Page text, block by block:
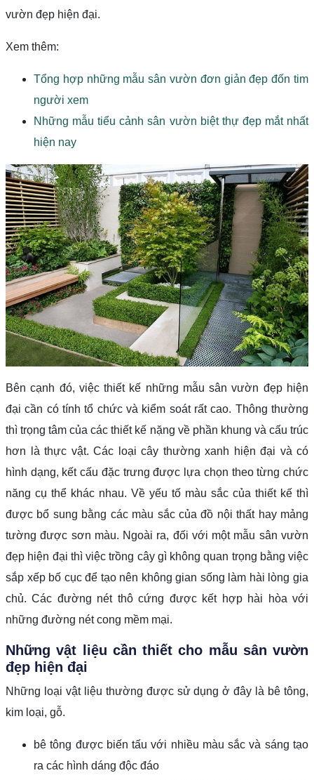
vườn đẹp hiện đại.
Xem thêm:
Tổng hợp những mẫu sân vườn đơn giản đẹp đốn tim
người xem
Những mẫu tiểu cảnh sân vườn biệt thự đẹp mắt nhất
hiện nay
Bên cạnh đó, việc thiết kế những mẫu sân vườn đẹp hiện
đại cần có tính tổ chức và kiểm soát rất cao. Thông thường
thì trọng tâm của các thiết kế nặng về phần khung và cấu trúc
hơn là thực vật. Các loại cây thường xanh hiện đại và có
hình dạng, kết cấu đặc trưng được lựa chọn theo từng chức
năng cụ thể khác nhau. Về yếu tố màu sắc của thiết kế thì
được bổ sung bằng các màu sắc của đồ nội thất hay mảng
tường được sơn màu. Ngoài ra, đối với một mẫu sân vườn
đẹp hiện đại thì việc trồng cây gì không quan trọng bằng việc
sắp xếp bố cục để tạo nên không gian sống làm hài lòng gia
chủ. Các đường nét thô cứng được kết hợp hài hòa với
những đường nét cong mềm mại.
Những vật liệu cần thiết cho mẫu sân vườn
đẹp hiện đại
Những loại vật liệu thường được sử dụng ở đây là bê tông,
kim loại, gỗ.
bê tông được biến tấu với nhiều màu sắc và sáng tạo
ra các hình dáng độc đáo